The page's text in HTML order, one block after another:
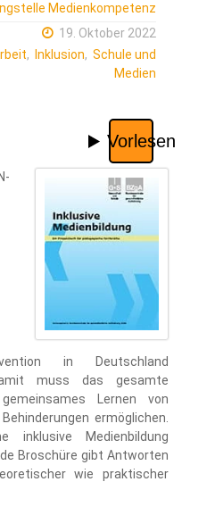
Medienkompetenz
19. Oktober 2022
, Inklusion, Schule und
Medien
in Deutschland
muss das gesamte
Lernen von
ermöglichen.
Medienbildung
Broschüre gibt Antworten
wie praktischer